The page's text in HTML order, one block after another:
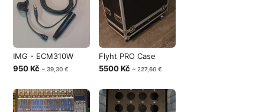
IMG - ECM310W
950 Kč ~ 39,30 €
Flyht PRO Case
5500 Kč ~ 227,60 €